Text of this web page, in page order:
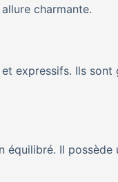
charmante.
expressifs. Ils
Il